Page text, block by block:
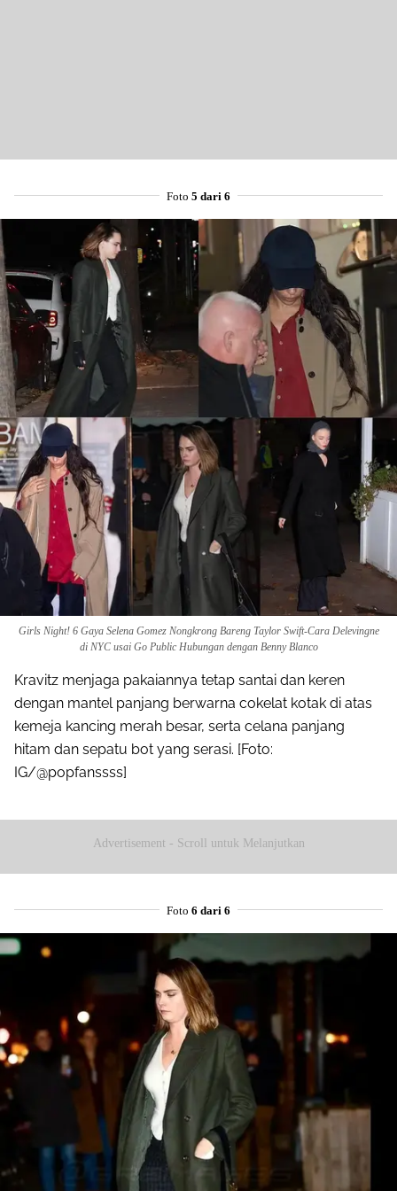
Foto 5 dari 6
Girls Night! 6 Gaya Selena Gomez Nongkrong Bareng Taylor Swift-Cara Delevingne
di NYC usai Go Public Hubungan dengan Benny Blanco
Kravitz menjaga pakaiannya tetap santai dan keren
dengan mantel panjang berwarna cokelat kotak di atas
kemeja kancing merah besar, serta celana panjang
hitam dan sepatu bot yang serasi. [Foto:
IG/@popfanssss]
Advertisement - Scroll untuk Melanjutkan
Foto 6 dari 6